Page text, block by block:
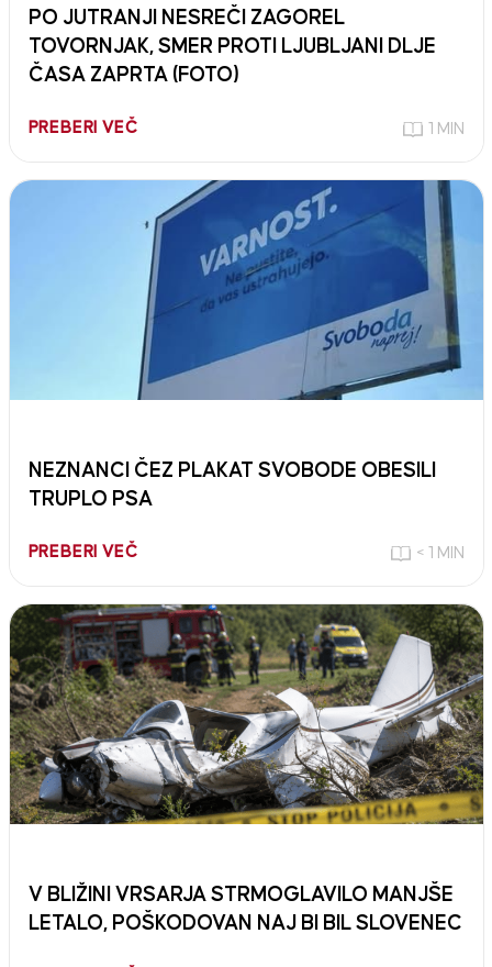
PO JUTRANJI NESREČI ZAGOREL
TOVORNJAK, SMER PROTI LJUBLJANI DLJE
ČASA ZAPRTA (FOTO)
PREBERI VEČ 1 MIN
NEZNANCI ČEZ PLAKAT SVOBODE OBESILI
TRUPLO PSA
PREBERI VEČ < 1 MIN
V BLIŽINI VRSARJA STRMOGLAVILO MANJŠE
LETALO, POŠKODOVAN NAJ BI BIL SLOVENEC